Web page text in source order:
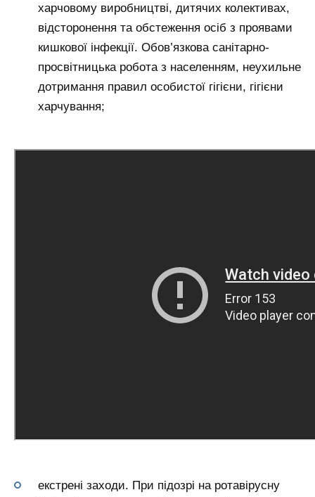
харчовому виробництві, дитячих колективах,
відсторонення та обстеження осіб з проявами
кишкової інфекції. Обов’язкова санітарно-
просвітницька робота з населенням, неухильне
дотримання правил особистої гігієни, гігієни
харчування;
екстрені заходи. При підозрі на ротавірусну